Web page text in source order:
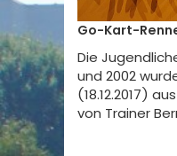
Go-Kart-
Die
und 2002
(18.12.2017)
von Trainer